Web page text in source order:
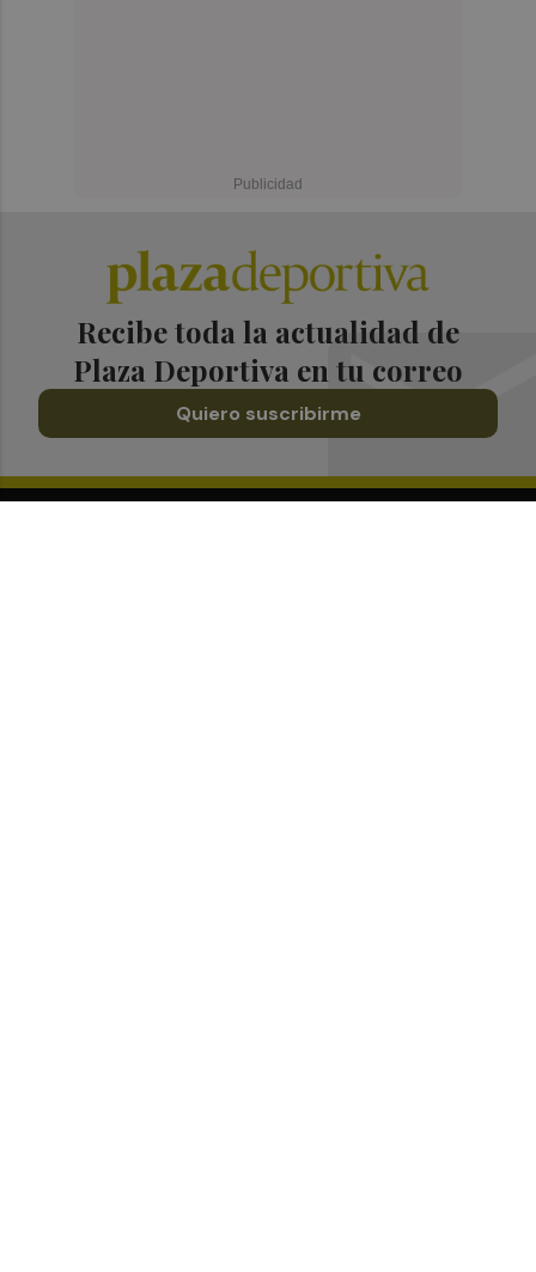
Recibe toda la actualidad de
Plaza Deportiva en tu correo
Quiero suscribirme